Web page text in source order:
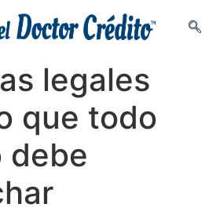
legales
que todo
debe